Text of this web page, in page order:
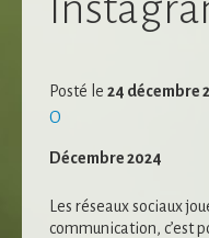
Posté le 24 décembre
O
Décembre 2024
Les réseaux sociaux
communication, c’est